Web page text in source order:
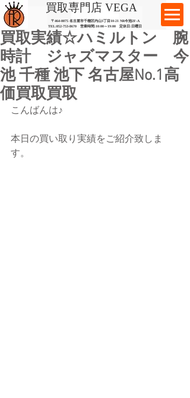
​買取専門店 VEGA
〒464-0075 名古屋市千種区内山3丁目10-21 ​ NR今池2F-A​
TEL:052-753-8670 営業時間:10:00～19:00​ 定休日:日曜日
買取実績☆ハミルトン 腕
時計 ジャズマスター 今
池 千種 池下 名古屋No.1高
価買取買取
こんばんは♪
本日の買い取り実績をご紹介致しま
す。